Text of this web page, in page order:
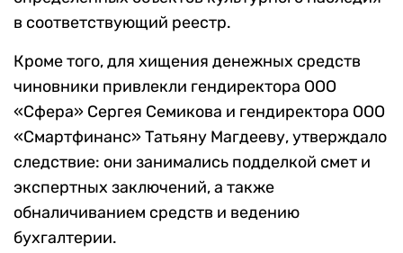
в соответствующий реестр.
Кроме того, для хищения денежных средств
чиновники привлекли гендиректора ООО
«Сфера» Сергея Семикова и гендиректора ООО
«Смартфинанс» Татьяну Магдееву, утверждало
следствие: они занимались подделкой смет и
экспертных заключений, а также
обналичиванием средств и ведению
бухгалтерии.